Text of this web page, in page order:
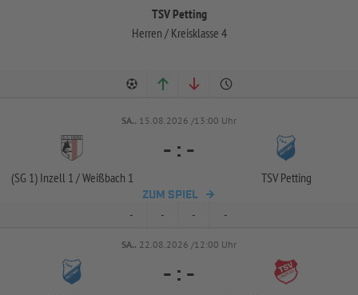
TSV Petting
Herren / Kreisklasse 4
SA.. 15.08.2026 /13:00 Uhr
(SG 1) Inzell 1 /Weißbach 1
- : -
TSV Petting
ZUM SPIEL
- - - -
SA.. 22.08.2026 /12:00 Uhr
- : -